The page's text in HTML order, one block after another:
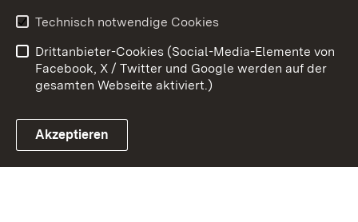
Link zum Landesportal
Barrierefreiheit
Impressum Cookies
Technisch notwendige Cookies
Drittanbieter-Cookies (Social-Media-Elemente von
Facebook, X / Twitter und Google werden auf der
gesamten Webseite aktiviert.)
Akzeptieren